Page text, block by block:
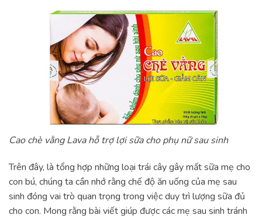
Cao chè vằng Lava hỗ trợ lợi sữa cho phụ nữ sau sinh
Trên đây, là tổng hợp những loại trái cây gây mất sữa mẹ cho
con bú, chúng ta cần nhớ rằng chế độ ăn uống của mẹ sau
sinh đóng vai trò quan trọng trong việc duy trì lượng sữa đủ
cho con. Mong rằng bài viết giúp được các mẹ sau sinh tránh